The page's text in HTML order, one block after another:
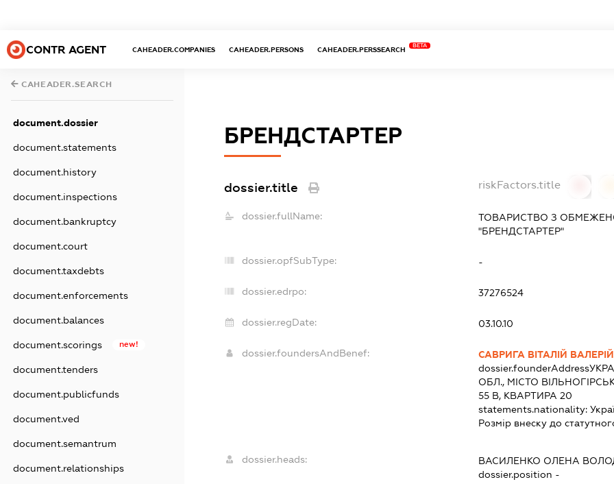
CONTR AGENT CAHEADER.COMPANIES CAHEADER.PERSONS CAHEADER.PERSSEARCH
BETA
CAHEADER.SEARCH
document.dossier
document.statements
document.history
document.inspections
document.bankruptcy
document.court
document.taxdebts
document.enforcements
document.balances
document.scorings new!
document.tenders
document.publicfunds
document.ved
document.semantrum
document.relationships
БРЕНДСТАРТЕР
dossier.title riskFactors.title
dossier.fullName:
ТОВАРИСТВО З
"БРЕНДСТАРТЕР"
dossier.opfSubType: -
dossier.edrpo: 37276524
dossier.regDate: 03.10.10
dossier.foundersAndBenef:
САВРИГА ВІТАЛІЙ
dossier.founderAddress
ОБЛ., МІСТО
55 В, КВАРТИРА 20
statements.nationality:
Розмір внеску до
dossier.heads: ВАСИЛЕНКО ОЛЕНА
dossier.position -